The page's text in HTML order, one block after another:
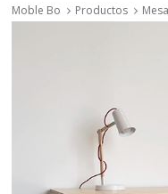
madera
Moble Bo Productos